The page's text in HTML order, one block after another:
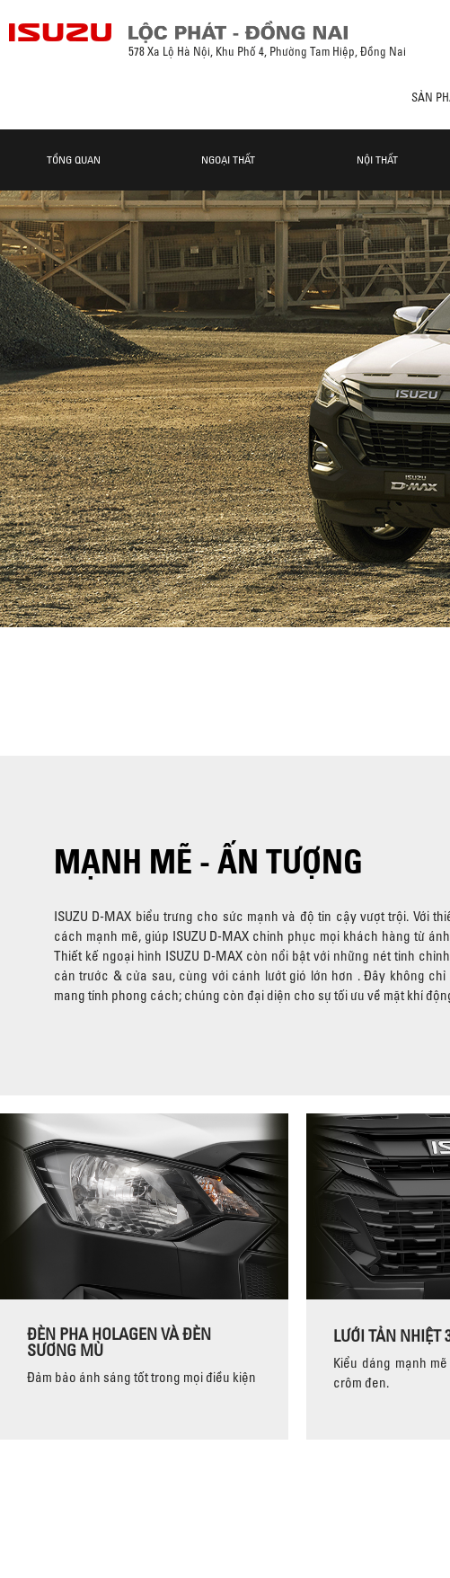
578 Xa Lộ Hà Nội, Khu Phố 4, Phường Tam Hiệp, Đồng Nai
SẢN
TỔNG QUAN NGOẠI THẤT NỘI THẤT
MẠNH MẼ - ẤN TƯỢNG
ISUZU D-MAX biểu trưng cho sức mạnh và độ tin cậy vượt trội. Với
cách mạnh mẽ, giúp ISUZU D-MAX chinh phục mọi khách hàng từ
Thiết kế ngoại hình ISUZU D-MAX còn nổi bật với những nét tinh
cản trước & cửa sau, cùng với cánh lướt gió lớn hơn . Đây không chỉ
mang tính phong cách; chúng còn đại diện cho sự tối ưu về mặt khí
ĐÈN PHA HOLAGEN VÀ ĐÈN
SƯƠNG MÙ
Đảm bảo ánh sáng tốt trong mọi điều kiện
LƯỚI TẢN NHIỆT
Kiểu dáng mạnh
crôm đen.